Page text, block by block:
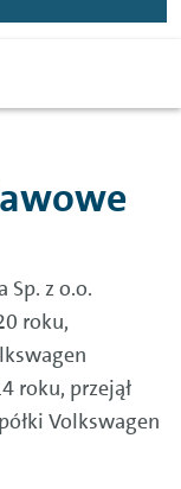
Sp. z o.o.
roku,
roku, przejął
Volkswagen